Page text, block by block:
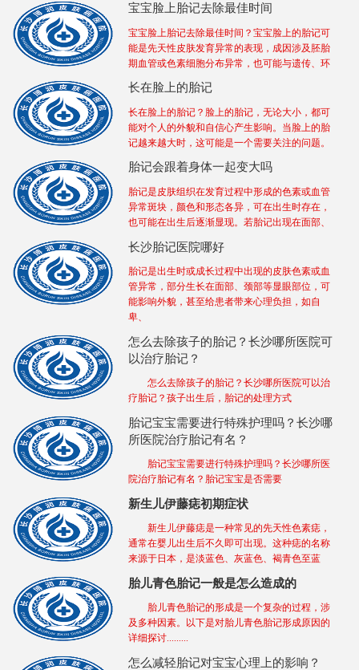
宝宝脸上胎记去除最佳时间
宝宝脸上胎记去除最佳时间？宝宝脸上的胎记可
能是先天性皮肤发育异常的表现，成因涉及胚胎
期血管或色素细胞分布异常，也可能与遗传、环
长在脸上的胎记
长在脸上的胎记？脸上的胎记，无论大小，都可
能对个人的外貌和自信心产生影响。当脸上的胎
记越来越大时，这可能是一个需要关注的问题。
胎记会跟着身体一起变大吗
胎记是皮肤组织在发育过程中形成的色素或血管
异常斑块，颜色和形态各异，可在出生时存在，
也可能在出生后逐渐显现。若胎记出现在面部、
长沙胎记医院哪好
胎记是出生时或成长过程中出现的皮肤色素或血
管异常，部分生长在面部、颈部等显眼部位，可
能影响外貌，甚至给患者带来心理负担，如自
卑、
怎么去除孩子的胎记？长沙哪所医院可
以治疗胎记？
怎么去除孩子的胎记？长沙哪所医院可以治
疗胎记？孩子出生后，胎记的处理方式
胎记宝宝需要进行特殊护理吗？长沙哪
所医院治疗胎记有名？
胎记宝宝需要进行特殊护理吗？长沙哪所医
院治疗胎记有名？胎记宝宝是否需要
新生儿伊藤痣初期症状
新生儿伊藤痣是一种常见的先天性色素痣，
通常在婴儿出生后不久即可出现。这种痣的名称
来源于日本，是淡蓝色、灰蓝色、褐青色至蓝
胎儿青色胎记一般是怎么造成的
胎儿青色胎记的形成是一个复杂的过程，涉
及多种因素。以下是对胎儿青色胎记形成原因的
详细探讨.........
怎么减轻胎记对宝宝心理上的影响？